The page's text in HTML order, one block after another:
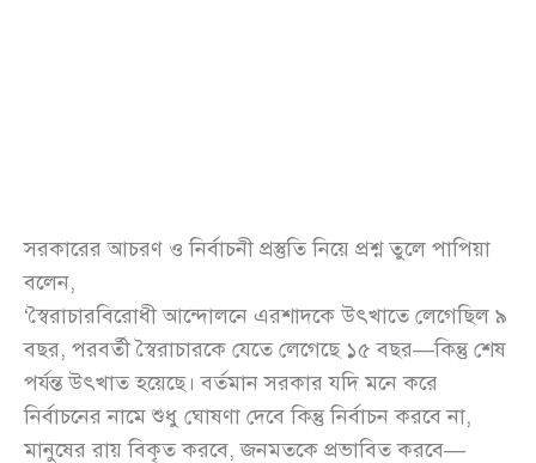
সরকারের আচরণ ও নির্বাচনী প্রস্তুতি নিয়ে প্রশ্ন তুলে পাপিয়া
বলেন,
‘স্বৈরাচারবিরোধী আন্দোলনে এরশাদকে উৎখাতে লেগেছিল ৯
বছর, পরবর্তী স্বৈরাচারকে যেতে লেগেছে ১৫ বছর—কিন্তু শেষ
পর্যন্ত উৎখাত হয়েছে। বর্তমান সরকার যদি মনে করে
নির্বাচনের নামে শুধু ঘোষণা দেবে কিন্তু নির্বাচন করবে না,
মানুষের রায় বিকৃত করবে, জনমতকে প্রভাবিত করবে—